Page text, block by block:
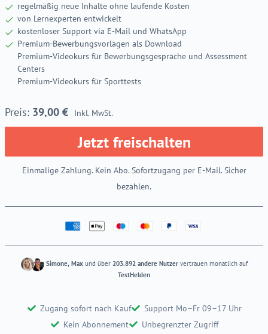
regelmäßig neue Inhalte ohne laufende Kosten
von Lernexperten entwickelt
kostenloser Support via E-Mail und WhatsApp
Premium-Bewerbungsvorlagen als Download
Premium-Videokurs für Bewerbungsgespräche und Assessment
Centers
Premium-Videokurs für Sporttests
39,00 € Inkl. MwSt.
Jetzt freischalten
Einmalige Zahlung. Kein Abo. Sofortzugang per E-Mail. Sicher
bezahlen.
Simone, Maxund über 203.892 andere Nutzervertrauen monatlich auf
TestHelden
Zugang sofort nach Kauf
Support Mo–Fr 09–17 Uhr
Kein Abonnement
Unbegrenzter Zugriff